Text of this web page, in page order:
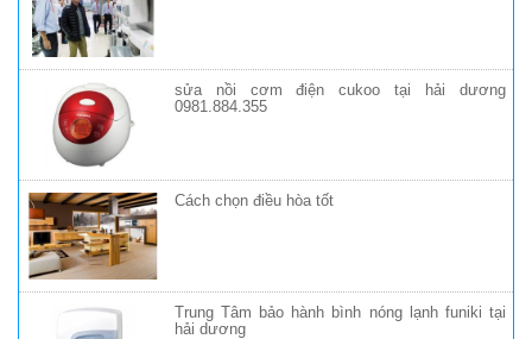
sửa nồi cơm điện cukoo tại hải dương
0981.884.355
Cách chọn điều hòa tốt
Trung Tâm bảo hành bình nóng lạnh funiki tại
hải dương